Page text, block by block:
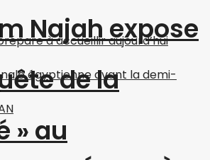
Najah expose
de la
» au